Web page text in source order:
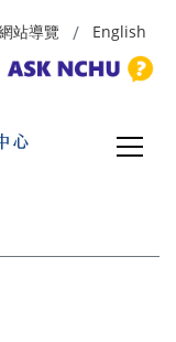
站導覽 English